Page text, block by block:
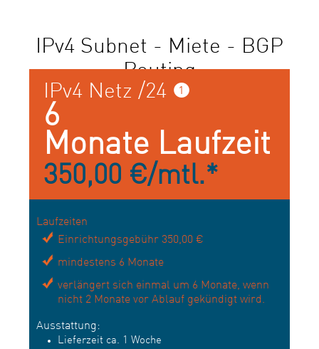
IPv4 Subnet - Miete - BGP
Routing
IPv4 Netz /24 ❶
6
Monate Laufzeit
350,00 €/mtl.*
Laufzeiten
Einrichtungsgebühr 350,00 €
mindestens 6 Monate
verlängert sich einmal um 6 Monate, wenn
nicht 2 Monate vor Ablauf gekündigt wird.
Ausstattung:
Lieferzeit ca. 1 Woche